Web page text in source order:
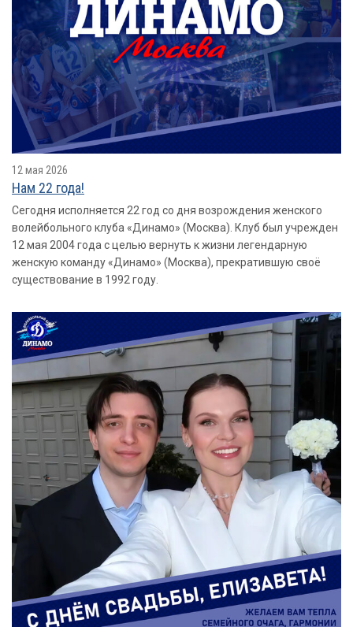
12 мая 2026
Нам 22 года!
Сегодня исполняется 22 год со дня возрождения женского
волейбольного клуба «Динамо» (Москва). Клуб был учрежден
12 мая 2004 года с целью вернуть к жизни легендарную
женскую команду «Динамо» (Москва), прекратившую своё
существование в 1992 году.